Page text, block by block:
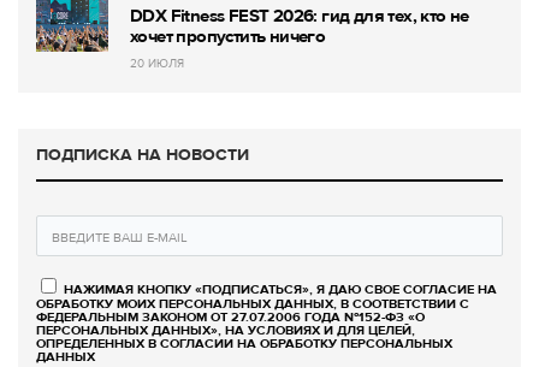
DDX Fitness FEST 2026: гид для тех, кто не
хочет пропустить ничего
20 ИЮЛЯ
ПОДПИСКА НА НОВОСТИ
НАЖИМАЯ КНОПКУ «ПОДПИСАТЬСЯ», Я ДАЮ СВОЕ СОГЛАСИЕ НА
ОБРАБОТКУ МОИХ ПЕРСОНАЛЬНЫХ ДАННЫХ, В СООТВЕТСТВИИ С
ФЕДЕРАЛЬНЫМ ЗАКОНОМ ОТ 27.07.2006 ГОДА №152-ФЗ «О
ПЕРСОНАЛЬНЫХ ДАННЫХ», НА УСЛОВИЯХ И ДЛЯ ЦЕЛЕЙ,
ОПРЕДЕЛЕННЫХ В СОГЛАСИИ НА ОБРАБОТКУ ПЕРСОНАЛЬНЫХ
ДАННЫХ